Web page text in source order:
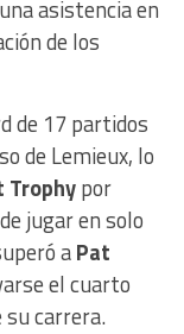
asistencia en
de los
de 17 partidos
de Lemieux, lo
Trophypor
jugar en solo
aPat
el cuarto
carrera.